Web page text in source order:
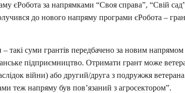
єРобота за напрямками “Своя справа”, “Свій
до нового напряму програми єРобота –
такі суми грантів передбачено за новим напрямом
підприємництво. Отримати грант може
війни) або другий/друга з подружжя
теж напряму був пов’язаний з агросектором”.